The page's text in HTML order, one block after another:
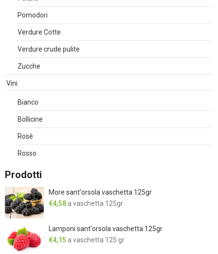
Pomodori
Verdure Cotte
Verdure crude pulite
Zucche
Vini
Bianco
Bollicine
Rosè
Rosso
Prodotti
More sant'orsola vaschetta 125gr
€4,58 a vaschetta 125gr
Lamponi sant'orsola vaschetta 125gr
€4,15 a vaschetta 125 gr